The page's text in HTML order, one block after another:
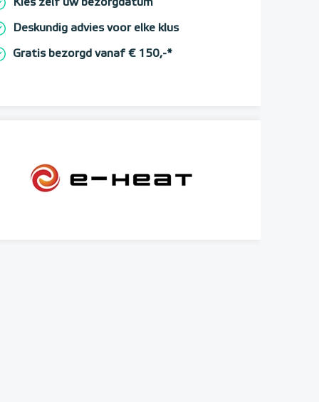
Kies zelf uw bezorgdatum
Deskundig advies voor elke klus
Gratis bezorgd vanaf € 150,-*